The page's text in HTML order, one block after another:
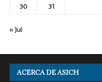
30
31
« Jul
ACERCA DE ASICH